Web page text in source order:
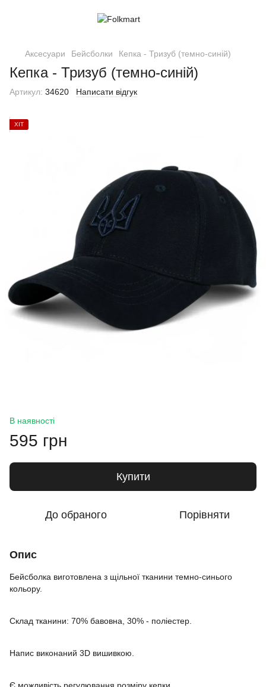
Аксесуари Бейсболки Кепка - Тризуб (темно-синій)
Кепка - Тризуб (темно-синій)
Артикул: 34620 Написати відгук
ХІТ
В наявності
595 грн
Купити
До обраного Порівняти
Опис
Бейсболка виготовлена з щільної тканини темно-синього
кольору.
Склад тканини: 70% бавовна, 30% - поліестер.
Напис виконаний 3D вишивкою.